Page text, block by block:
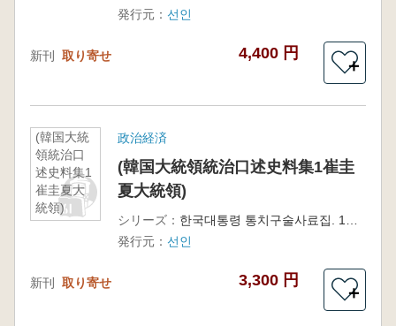
発行元： 선인
新刊 取り寄せ 4,400 円
＋
(韓国大統
領統治口
述史料集1
崔圭夏大
統領)
政治経済
(韓国大統領統治口述史料集1崔圭
夏大統領)
シリーズ：
発行元： 선인
新刊 取り寄せ 3,300 円
＋